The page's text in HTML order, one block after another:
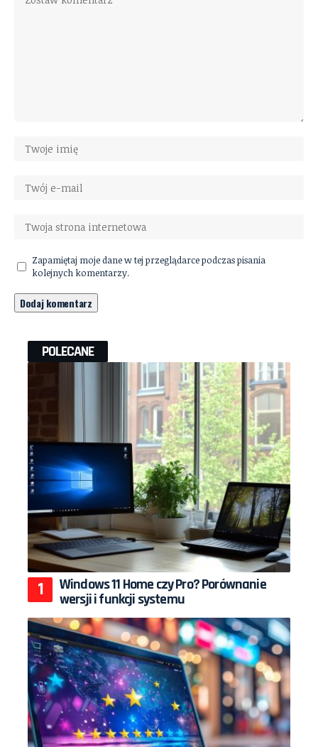
Zapamiętaj moje dane w tej przeglądarce podczas pisania
kolejnych komentarzy.
POLECANE
Windows 11 Home czy Pro? Porównanie
wersji i funkcji systemu